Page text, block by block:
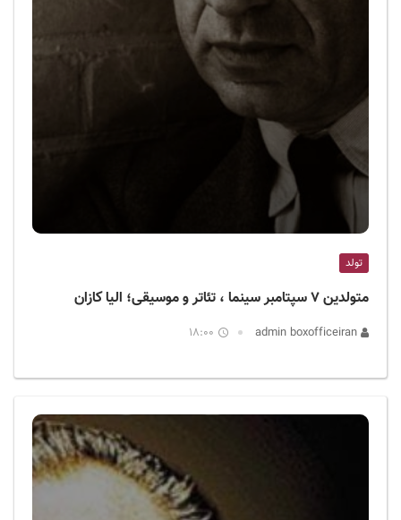
تولد
متولدین ۷ سپتامبر سینما ، تئاتر و موسیقی؛ الیا کازان
18:00